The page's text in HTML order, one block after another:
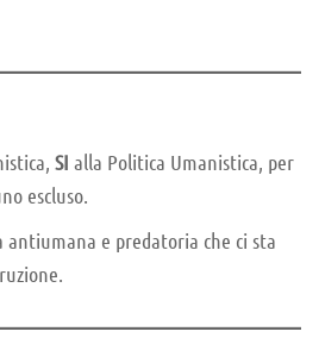
SI alla Politica Umanistica, per
escluso.
antiumana e predatoria che ci sta